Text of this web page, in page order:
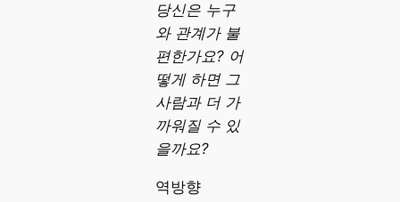
당신은 누구
와 관계가 불
편한가요? 어
떻게 하면 그
사람과 더 가
까워질 수 있
을까요?
역방향